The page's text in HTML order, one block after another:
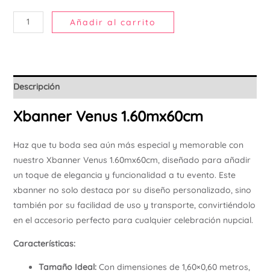
Añadir al carrito
Descripción
Xbanner Venus 1.60mx60cm
Haz que tu boda sea aún más especial y memorable con
nuestro Xbanner Venus 1.60mx60cm, diseñado para añadir
un toque de elegancia y funcionalidad a tu evento. Este
xbanner no solo destaca por su diseño personalizado, sino
también por su facilidad de uso y transporte, convirtiéndolo
en el accesorio perfecto para cualquier celebración nupcial.
Características:
Tamaño Ideal:Con dimensiones de 1,60×0,60 metros,